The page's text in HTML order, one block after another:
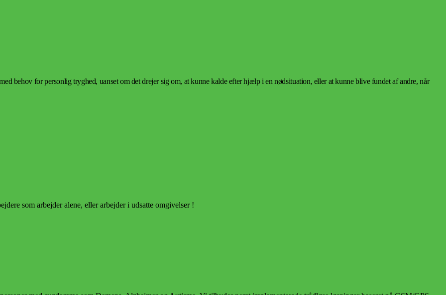
behov for personlig tryghed, uanset om det drejer sig om, at kunne kalde efter hjælp i en nødsituation, eller at kunne blive fundet af andre, når
som arbejder alene, eller arbejder i udsatte omgivelser !